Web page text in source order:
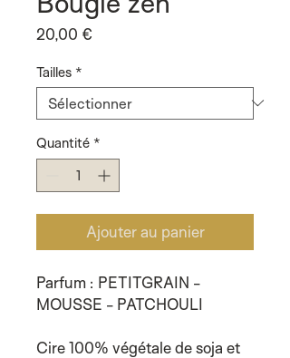
20,00 €
Tailles *
Quantité *
Ajouter au panier
Parfum : PETITGRAIN -
MOUSSE - PATCHOULI
Cire 100% végétale de soja et